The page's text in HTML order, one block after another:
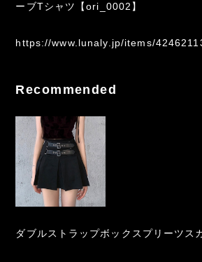
ーブTシャツ【ori_0002】
https://www.lunaly.jp/items/
Recommended
ダブルストラップボックスプリーツス